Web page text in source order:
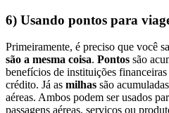
6) Usando pontos para
Primeiramente, é preciso que você
são a mesma coisa. Pontos são
benefícios de instituições
crédito. Já as milhas são
aéreas. Ambos podem ser usados
passagens aéreas, serviços ou